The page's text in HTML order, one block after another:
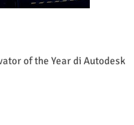
of the Year di Autodesk